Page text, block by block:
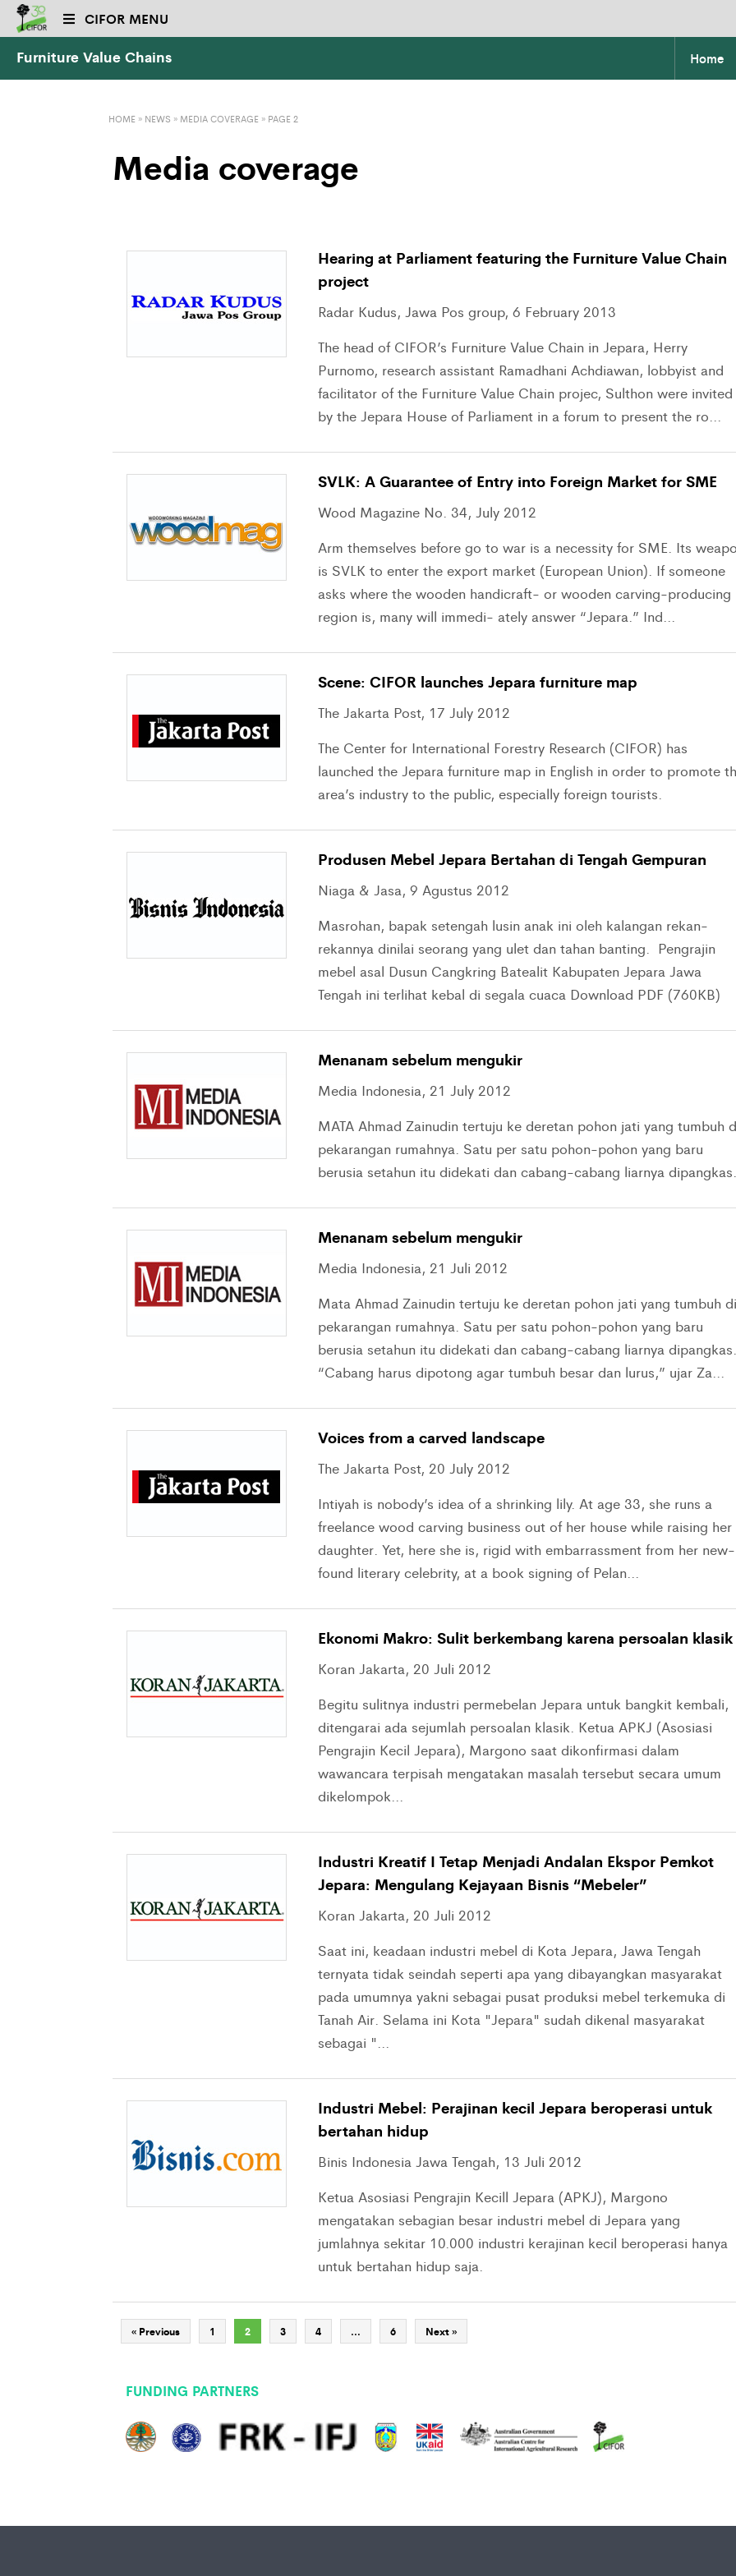
CIFOR MENU
Furniture Value Chains Home
HOME » NEWS » MEDIA COVERAGE » PAGE 2
Media coverage
Hearing at Parliament featuring the Furniture Value Chain
project
Radar Kudus, Jawa Pos group, 6 February 2013
The head of CIFOR’s Furniture Value Chain in Jepara, Herry
Purnomo, research assistant Ramadhani Achdiawan, lobbyist and
facilitator of the Furniture Value Chain projec, Sulthon were invited
by the Jepara House of Parliament in a forum to present the ro...
SVLK: A Guarantee of Entry into Foreign Market for SME
Wood Magazine No. 34, July 2012
Arm themselves before go to war is a necessity for SME. Its
is SVLK to enter the export market (European Union). If someone
asks where the wooden handicraft- or wooden carving-producing
region is, many will immedi- ately answer “Jepara.” Ind...
Scene: CIFOR launches Jepara furniture map
The Jakarta Post, 17 July 2012
The Center for International Forestry Research (CIFOR) has
launched the Jepara furniture map in English in order to promote
area’s industry to the public, especially foreign tourists.
Produsen Mebel Jepara Bertahan di Tengah Gempuran
Niaga & Jasa, 9 Agustus 2012
Masrohan, bapak setengah lusin anak ini oleh kalangan rekan-
rekannya dinilai seorang yang ulet dan tahan banting. Pengrajin
mebel asal Dusun Cangkring Batealit Kabupaten Jepara Jawa
Tengah ini terlihat kebal di segala cuaca Download PDF (760KB)
Menanam sebelum mengukir
Media Indonesia, 21 July 2012
MATA Ahmad Zainudin tertuju ke deretan pohon jati yang tumbuh
pekarangan rumahnya. Satu per satu pohon-pohon yang baru
berusia setahun itu didekati dan cabang-cabang liarnya dipangkas.
Menanam sebelum mengukir
Media Indonesia, 21 Juli 2012
Mata Ahmad Zainudin tertuju ke deretan pohon jati yang tumbuh di
pekarangan rumahnya. Satu per satu pohon-pohon yang baru
berusia setahun itu didekati dan cabang-cabang liarnya dipangkas.
“Cabang harus dipotong agar tumbuh besar dan lurus,” ujar Za...
Voices from a carved landscape
The Jakarta Post, 20 July 2012
Intiyah is nobody’s idea of a shrinking lily. At age 33, she runs a
freelance wood carving business out of her house while raising her
daughter. Yet, here she is, rigid with embarrassment from her new-
found literary celebrity, at a book signing of Pelan...
Ekonomi Makro: Sulit berkembang karena persoalan klasik
Koran Jakarta, 20 Juli 2012
Begitu sulitnya industri permebelan Jepara untuk bangkit kembali,
ditengarai ada sejumlah persoalan klasik. Ketua APKJ (Asosiasi
Pengrajin Kecil Jepara), Margono saat dikonfirmasi dalam
wawancara terpisah mengatakan masalah tersebut secara umum
dikelompok...
Industri Kreatif I Tetap Menjadi Andalan Ekspor Pemkot
Jepara: Mengulang Kejayaan Bisnis “Mebeler”
Koran Jakarta, 20 Juli 2012
Saat ini, keadaan industri mebel di Kota Jepara, Jawa Tengah
ternyata tidak seindah seperti apa yang dibayangkan masyarakat
pada umumnya yakni sebagai pusat produksi mebel terkemuka di
Tanah Air. Selama ini Kota "Jepara" sudah dikenal masyarakat
sebagai "...
Industri Mebel: Perajinan kecil Jepara beroperasi untuk
bertahan hidup
Binis Indonesia Jawa Tengah, 13 Juli 2012
Ketua Asosiasi Pengrajin Kecill Jepara (APKJ), Margono
mengatakan sebagian besar industri mebel di Jepara yang
jumlahnya sekitar 10.000 industri kerajinan kecil beroperasi hanya
untuk bertahan hidup saja.
« Previous 1 2 3 4 … 6 Next »
FUNDING PARTNERS